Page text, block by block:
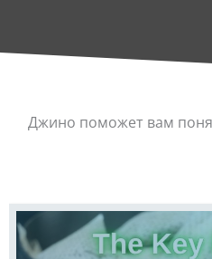
Джино поможет вам